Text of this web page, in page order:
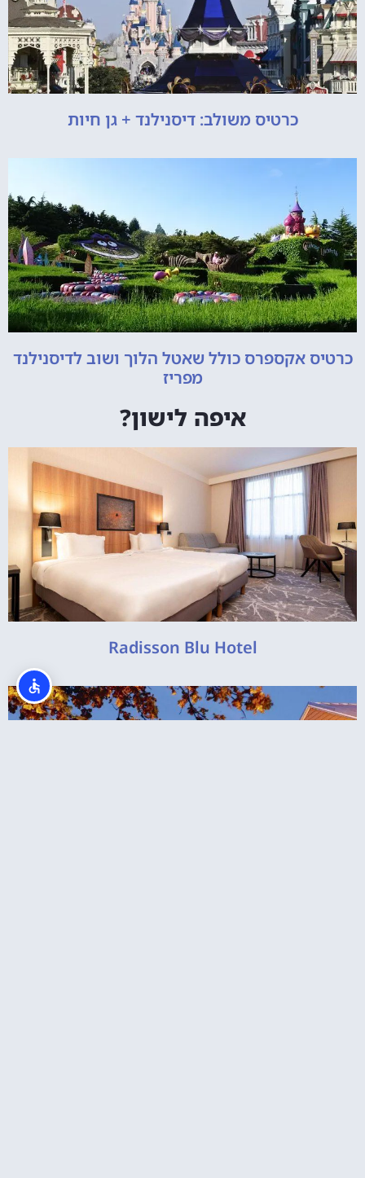
כרטיס משולב: דיסנילנד + גן חיות
כרטיס אקספרס כולל שאטל הלוך ושוב לדיסנילנד
מפריז
איפה לישון?
Radisson Blu Hotel